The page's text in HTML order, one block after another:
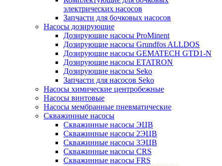
электрических насосов
Запчасти для бочковых насосов
Насосы дозирующие
Дозирующие насосы ProMinent
Дозирующие насосы Grundfos ALLDOS
Дозирующие насосы GEMATECH GTD1-N
Дозирующие насосы ETATRON
Дозирующие насосы Seko
Запчасти для насосов Seko
Насосы химические центробежные
Насосы винтовые
Насосы мембранные пневматические
Скважинные насосы
Скважинные насосы ЭЦВ
Скважинные насосы 2ЭЦВ
Скважинные насосы 3ЭЦВ
Скважинные насосы CRS
Скважинные насосы FRS